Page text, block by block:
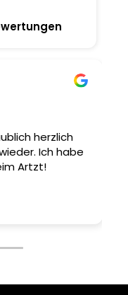
herzlich
Ich habe
Artzt!